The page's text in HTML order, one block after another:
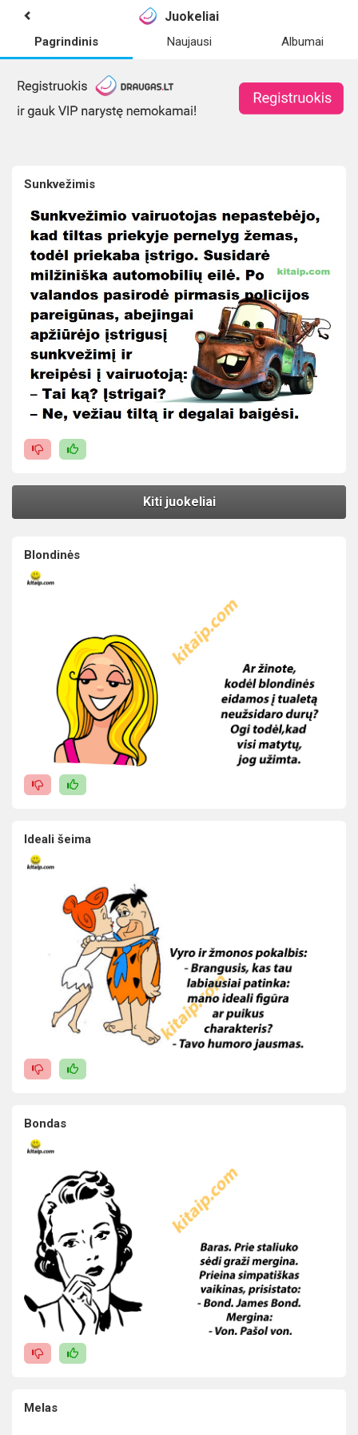
Juokeliai
Pagrindinis Naujausi Albumai
Sunkvežimis
Kiti juokeliai
Blondinės
Ideali šeima
Bondas
Melas